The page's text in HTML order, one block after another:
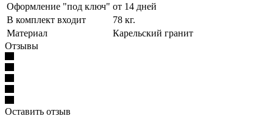
Оформление "под ключ" от 14 дней
В комплект входит
78 кг.
Материал
Карельский гранит
Отзывы
Оставить отзыв